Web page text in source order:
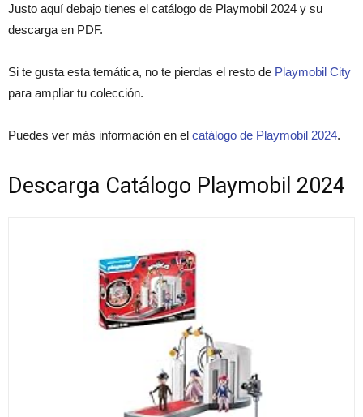
Justo aquí debajo tienes el catálogo de Playmobil 2024 y su
descarga en PDF.
Si te gusta esta temática, no te pierdas el resto de Playmobil City
para ampliar tu colección.
Puedes ver más información en el catálogo de Playmobil 2024.
Descarga Catálogo Playmobil 2024